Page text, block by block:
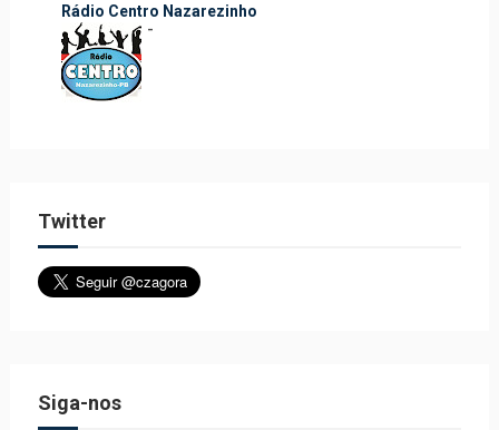
Rádio Centro Nazarezinho
-
Twitter
Siga-nos